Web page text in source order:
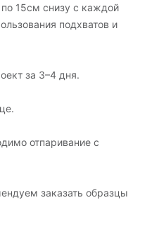
15см снизу с каждой
подхватов и
за 3–4 дня.
отпаривание с
заказать образцы